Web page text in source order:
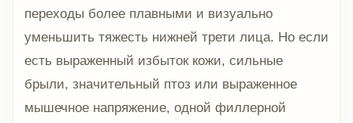
переходы более плавными и визуально
уменьшить тяжесть нижней трети лица. Но если
есть выраженный избыток кожи, сильные
брыли, значительный птоз или выраженное
мышечное напряжение, одной филлерной